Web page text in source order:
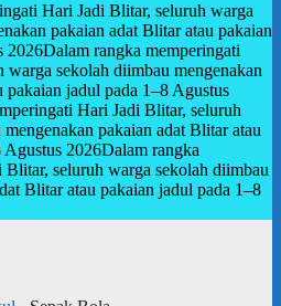
Hari Jadi Blitar, seluruh warga
pakaian adat Blitar atau pakaian
2026Dalam rangka memperingati
sekolah diimbau mengenakan
pakaian jadul pada 1–8 Agustus
Hari Jadi Blitar, seluruh
pakaian adat Blitar atau
Agustus 2026Dalam rangka
seluruh warga sekolah diimbau
Blitar atau pakaian jadul pada 1–8